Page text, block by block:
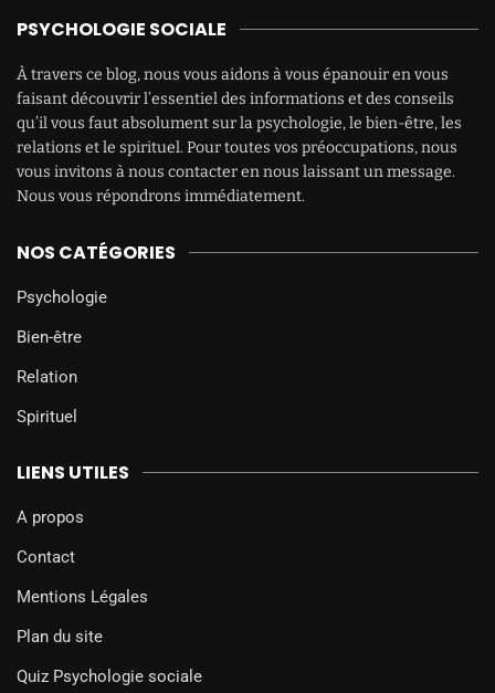
PSYCHOLOGIE SOCIALE
À travers ce blog, nous vous aidons à vous épanouir en vous
faisant découvrir l’essentiel des informations et des conseils
qu’il vous faut absolument sur la psychologie, le bien-être, les
relations et le spirituel. Pour toutes vos préoccupations, nous
vous invitons à nous contacter en nous laissant un message.
Nous vous répondrons immédiatement.
NOS CATÉGORIES
Psychologie
Bien-être
Relation
Spirituel
LIENS UTILES
A propos
Contact
Mentions Légales
Plan du site
Quiz Psychologie sociale